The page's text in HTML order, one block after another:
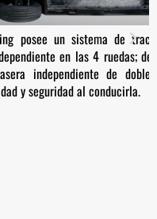
tracción delantera 2WD con
delantera tipo McPherson y
brazo (Multi-Link) para